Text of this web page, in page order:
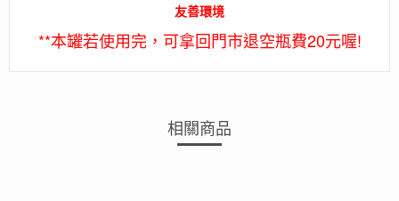
友善環境
**本罐若使用完，可拿回門市退空瓶費20元喔!
相關商品